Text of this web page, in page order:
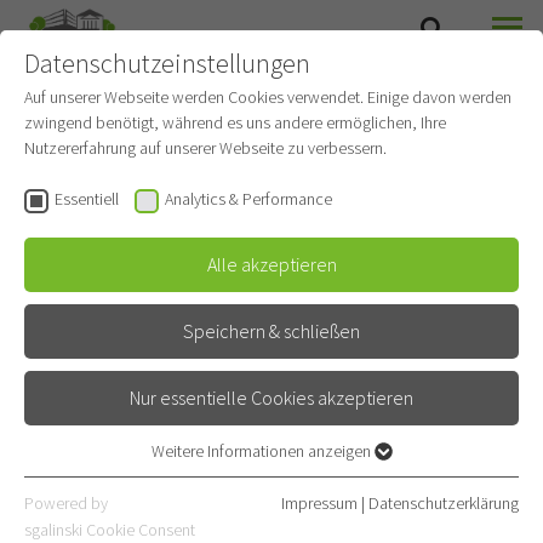
SEKTION TRANSLATIONALE FORSCHUNG
Biobank
Datenschutzeinstellungen
Auf unserer Webseite werden Cookies verwendet. Einige davon werden
zwingend benötigt, während es uns andere ermöglichen, Ihre
Nutzererfahrung auf unserer Webseite zu verbessern.
Essentiell Analytics & Performance
Alle akzeptieren
Speichern & schließen
Nur essentielle Cookies akzeptieren
Essentielle Cookies werden für grundlegende Funktionen der
Webseite benötigt. Dadurch ist gewährleistet, dass die Webseite
Weitere Informationen anzeigen
Powered by
sgalinski Cookie Consent
Impressum | Datenschutzerklärung